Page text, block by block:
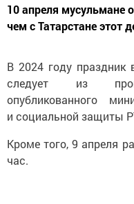
10 апреля мусульмане
чем с Татарстане этот
В 2024 году праздник
следует из
опубликованного
и социальной защиты
Кроме того, 9 апреля
час.